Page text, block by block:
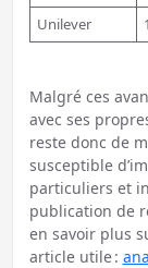
Unilever
Malgré ces
avec ses
reste donc de
susceptible
particuliers et
publication de
en savoir plus
article utile :